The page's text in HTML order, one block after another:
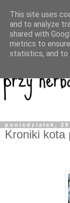
poniedziałek,
Kroniki kota
This site uses
and to analyze
shared with
metrics to
statistics, and to